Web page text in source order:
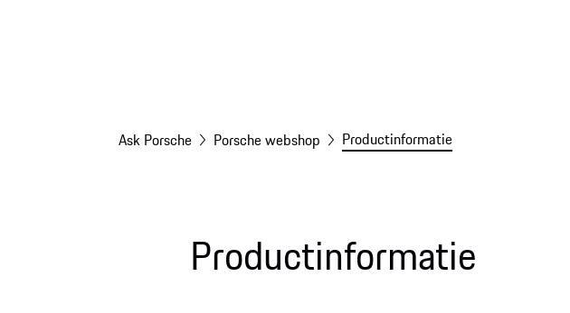
Ask Porsche Porsche webshop Productinformatie
Productinformatie